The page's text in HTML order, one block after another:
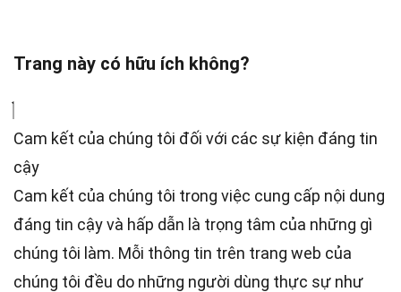
Trang này có hữu ích không?
Cam kết của chúng tôi đối với các sự kiện đáng tin
cậy
Cam kết của chúng tôi trong việc cung cấp nội dung
đáng tin cậy và hấp dẫn là trọng tâm của những gì
chúng tôi làm. Mỗi thông tin trên trang web của
chúng tôi đều do những người dùng thực sự như